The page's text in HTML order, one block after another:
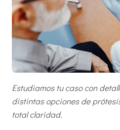
Estudiamos tu caso con
distintas opciones de
total claridad.